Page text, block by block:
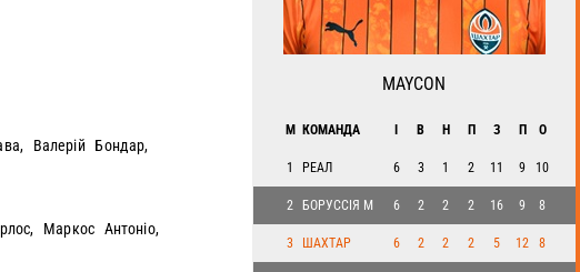
Валерій Бондар,
Маркос Антоніо,
MAYCON
М КОМАНДА В H П З П О
1 РЕАЛ 6 3 1 2 11 9 10
2 БОРУССІЯ М 6 2 2 2 16 9 8
3 ШАХТАР 6 2 2 2 5 12 8